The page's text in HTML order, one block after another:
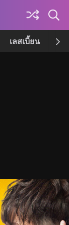
เลสเบี้ยน เค